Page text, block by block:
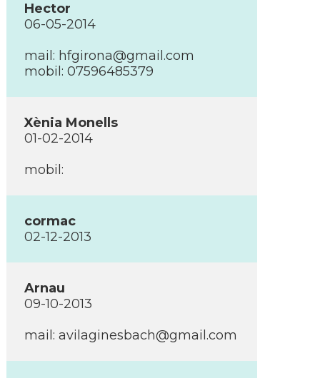
Hector
06-05-2014
mail: hfgirona@gmail.com
mobil: 07596485379
Xènia Monells
01-02-2014
mobil:
cormac
02-12-2013
Arnau
09-10-2013
mail: avilaginesbach@gmail.com